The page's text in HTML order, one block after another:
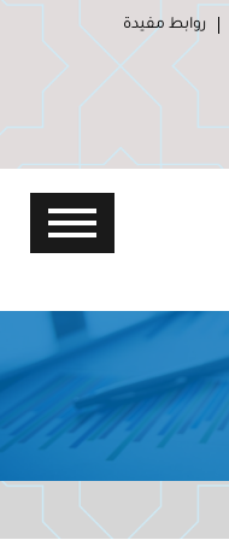
روابط مفيدة